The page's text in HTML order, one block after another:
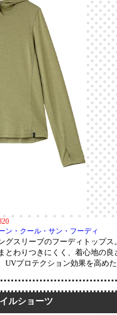
ン・クール・サン・フーディ
スリーブのフーディトップス
とわりつきにくく、着心地の
プロテクション効果を高め
ルショーツ